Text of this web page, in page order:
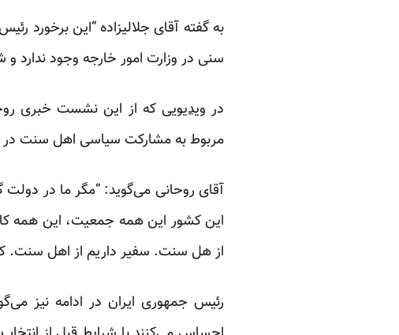
به گفته آقای جلالیزاده “این برخورد
سنی در وزارت امور خارجه وجود ندارد و
در ویدیویی که از این نشست خبری
مربوط به مشارکت سیاسی اهل سنت
آقای روحانی می‌گوید:‌ “مگر ما در
این کشور این همه جمعیت، این همه
از هل سنت. سفیر داریم از اهل سنت.
رئیس جمهوری ایران در ادامه نیز